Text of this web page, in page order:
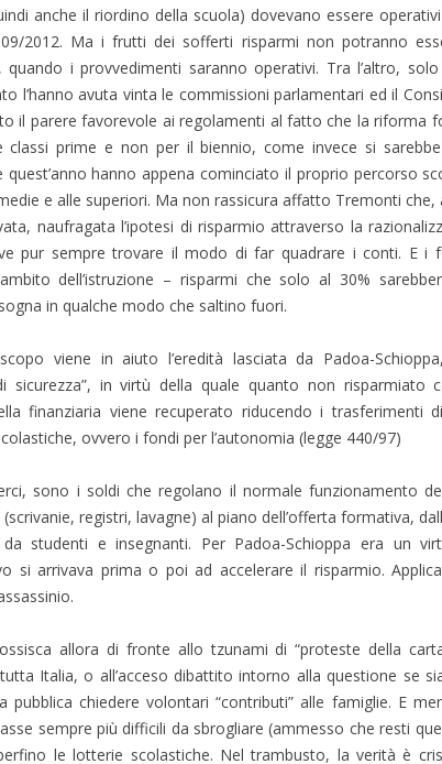
anche il riordino della scuola) dovevano essere
2012. Ma i frutti dei sofferti risparmi non potranno
quando i provvedimenti saranno operativi. Tra l’altro,
l’hanno avuta vinta le commissioni parlamentari ed il
il parere favorevole ai regolamenti al fatto che la riforma
classi prime e non per il biennio, come invece si
quest’anno hanno appena cominciato il proprio percorso
e alle superiori. Ma non rassicura affatto Tremonti
naufragata l’ipotesi di risparmio attraverso la
pur sempre trovare il modo di far quadrare i conti. E i
dell’istruzione – risparmi che solo al 30%
in qualche modo che saltino fuori.
viene in aiuto l’eredità lasciata da Padoa-
sicurezza”, in virtù della quale quanto non risparmiato
finanziaria viene recuperato riducendo i trasferimenti
ovvero i fondi per l’autonomia (legge 440/97)
sono i soldi che regolano il normale funzionamento
(scrivanie, registri, lavagne) al piano dell’offerta formativa,
studenti e insegnanti. Per Padoa-Schioppa era un
si arrivava prima o poi ad accelerare il risparmio.
allora di fronte allo tzunami di “proteste della
Italia, o all’acceso dibattito intorno alla questione se
pubblica chiedere volontari “contributi” alle famiglie. E
sempre più difficili da sbrogliare (ammesso che resti quel
le lotterie scolastiche. Nel trambusto, la verità è